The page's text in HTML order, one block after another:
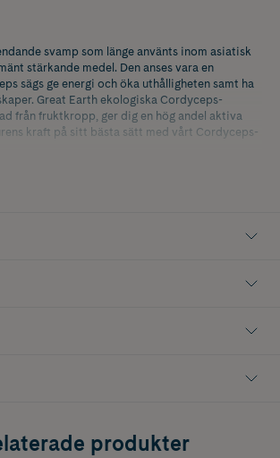
svamp som länge använts inom asiatisk
stärkande medel. Den anses vara en
sägs ge energi och öka uthålligheten samt ha
Great Earth ekologiska Cordyceps-
från fruktkropp, ger dig en hög andel aktiva
kraft på sitt bästa sätt med vårt Cordyceps-
produkter